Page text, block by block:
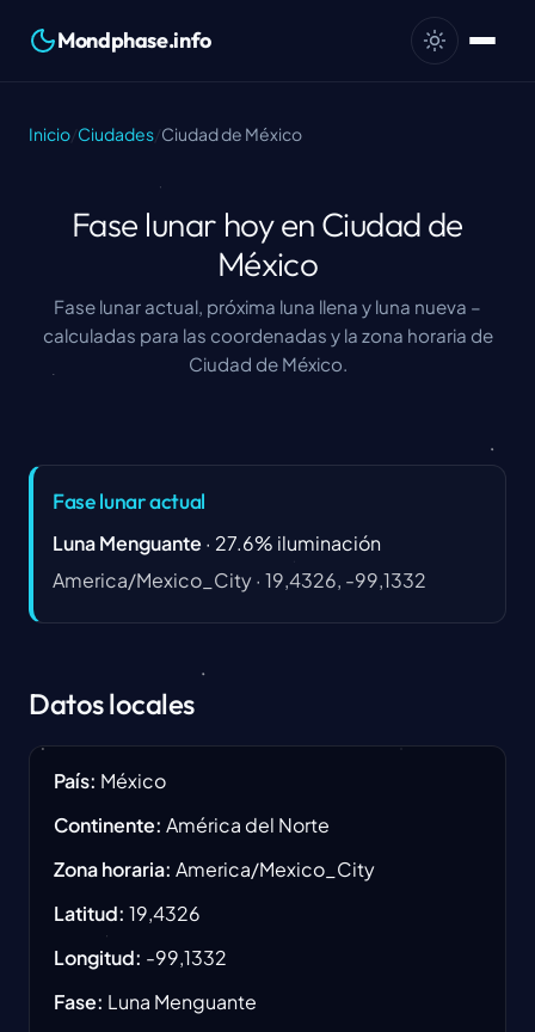
Mondphase.info
Inicio Ciudades Ciudad de México
Fase lunar hoy en Ciudad de
México
Fase lunar actual, próxima luna llena y luna nueva –
calculadas para las coordenadas y la zona horaria de
Ciudad de México.
Fase lunar actual
Luna Menguante · 27.6% iluminación
America/Mexico_City· 19,4326, -99,1332
Datos locales
País: México
Continente: América del Norte
Zona horaria: America/Mexico_City
Latitud: 19,4326
Longitud: -99,1332
Fase: Luna Menguante